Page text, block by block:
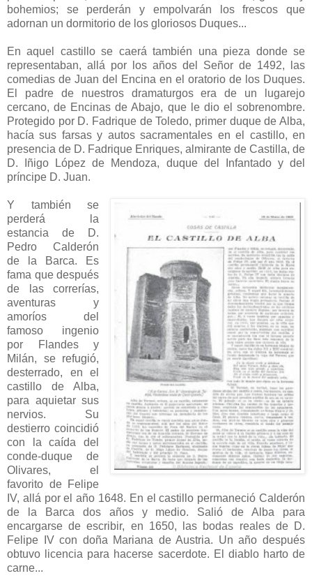
bohemios; se perderán y empolvarán los frescos que
adornan un dormitorio de los gloriosos Duques...
En aquel castillo se caerá también una pieza donde se
representaban, allá por los años del Señor de 1492, las
comedias de Juan del Encina en el oratorio de los Duques.
El padre de nuestros dramaturgos era de un lugarejo
cercano, de Encinas de Abajo, que le dio el sobrenombre.
Protegido por D. Fadrique de Toledo, primer duque de Alba,
hacía sus farsas y autos sacramentales en el castillo, en
presencia de D. Fadrique Enriques, almirante de Castilla, de
D. Iñigo López de Mendoza, duque del Infantado y del
príncipe D. Juan.
Y también se
perderá la
estancia de D.
Pedro Calderón
de la Barca. Es
fama que después
de las correrías,
aventuras y
amoríos del
famoso ingenio
por Flandes y
Milán, se refugió,
desterrado, en el
castillo de Alba,
para aquietar sus
nervios. Su
destierro coincidió
con la caída del
conde-duque de
Olivares, el
favorito de Felipe
IV, allá por el año 1648. En el castillo permaneció Calderón
de la Barca dos años y medio. Salió de Alba para
encargarse de escribir, en 1650, las bodas reales de D.
Felipe IV con doña Mariana de Austria. Un año después
obtuvo licencia para hacerse sacerdote. El diablo harto de
carne...